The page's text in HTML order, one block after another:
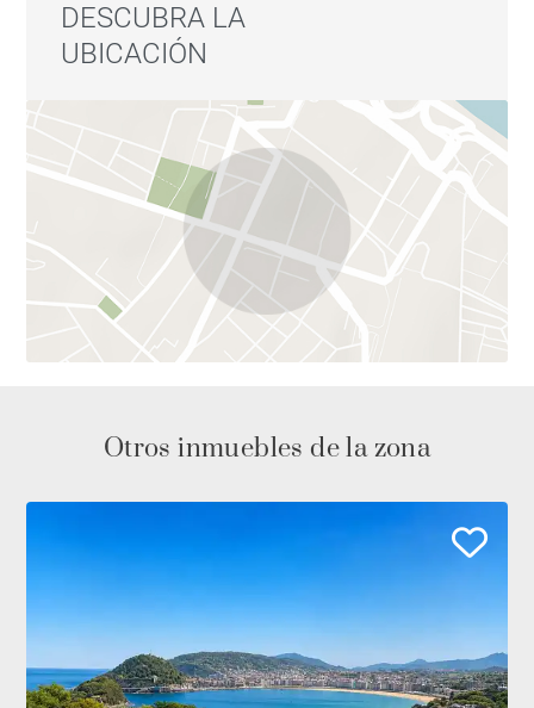
DESCUBRA LA
UBICACIÓN
Otros inmuebles de la zona